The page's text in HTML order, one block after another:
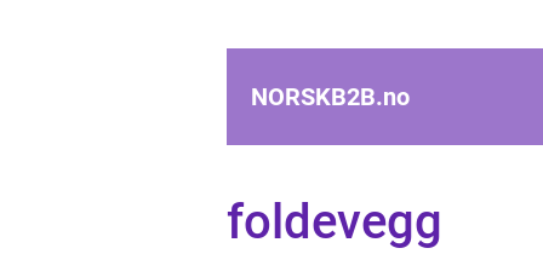
NORSKB2B.no
foldevegg